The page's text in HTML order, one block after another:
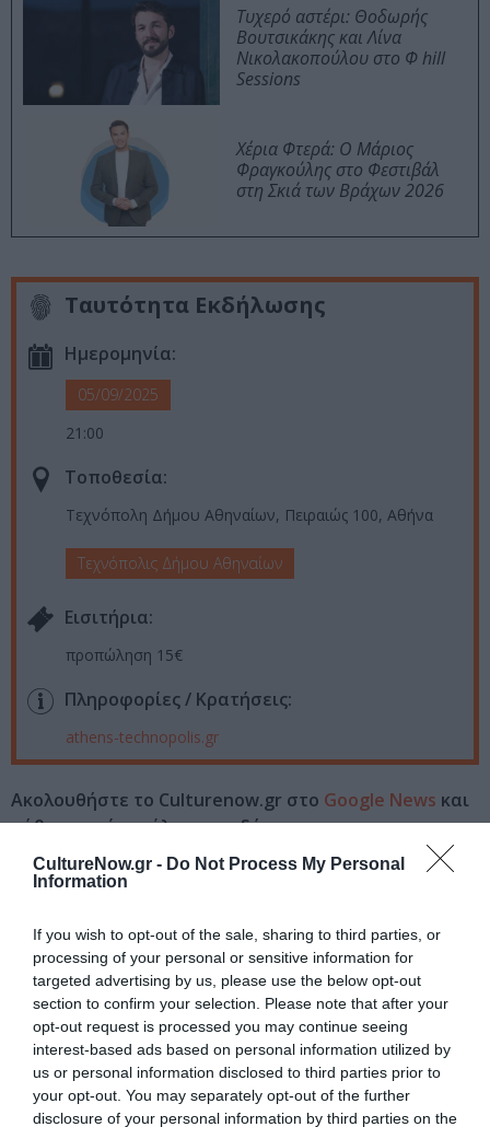
CultureNow.gr - Do Not Process My Personal
Information
If you wish to opt-out of the sale, sharing to third parties, or
processing of your personal or sensitive information for
targeted advertising by us, please use the below opt-out
section to confirm your selection. Please note that after your
opt-out request is processed you may continue seeing
interest-based ads based on personal information utilized by
us or personal information disclosed to third parties prior to
your opt-out. You may separately opt-out of the further
disclosure of your personal information by third parties on the
Τυχερό αστέρι: Θοδωρής
Βουτσικάκης και Λίνα
Νικολακοπούλου στο Φ hill
Sessions
Χέρια Φτερά: Ο Μάριος
Φραγκούλης στο Φεστιβάλ
στη Σκιά των Βράχων 2026
Ταυτότητα Εκδήλωσης
Ημερομηνία:
05/09/2025
21:00
Τοποθεσία:
Τεχνόπολη Δήμου Αθηναίων, Πειραιώς 100, Αθήνα
Τεχνόπολις Δήμου Αθηναίων
Eισιτήρια:
προπώληση 15€
Πληροφορίες / Κρατήσεις:
athens-technopolis.gr
Ακολουθήστε το Culturenow.gr στο Google News και
μάθετε πρώτοι όλες τις ειδήσεις
Δείτε όλα τατελευταία νέαγια την Τέχνη και τον
Νέοι Διαγωνισμοί❯
Tags
POP - ROCK - ALTERNATIVE
ΚΑΛΟΚΑΙΡΙΝΕΣ ΣΥΝΑΥΛΙΕΣ
ΣΥΝΑΥΛΙΕΣ 2025